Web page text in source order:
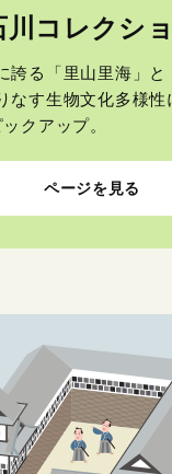
川コレクシ
誇る「里山里海」と
なす生物文化多様
クアップ。
ページを見る